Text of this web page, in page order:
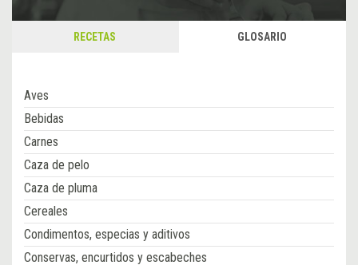
RECETAS GLOSARIO
Aves
Bebidas
Carnes
Caza de pelo
Caza de pluma
Cereales
Condimentos, especias y aditivos
Conservas, encurtidos y escabeches